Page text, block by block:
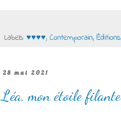
Labels: ♥♥♥♥, Contemporain,
28 mai 2021
Léa, mon étoile